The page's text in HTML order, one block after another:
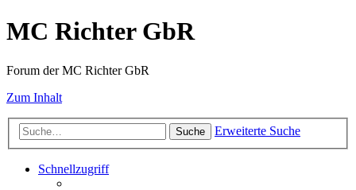
MC Richter GbR
Forum der MC Richter GbR
Zum Inhalt
Suche Erweiterte Suche
Schnellzugriff